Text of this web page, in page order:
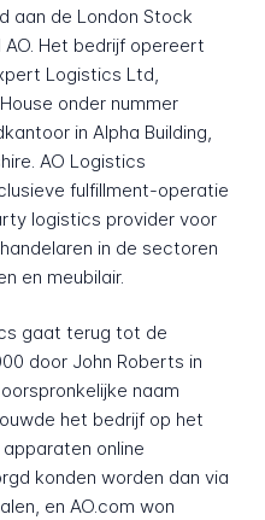
aan de London Stock
Het bedrijf opereert
Logistics Ltd,
onder nummer
in Alpha Building,
AO Logistics
fulfillment-operatie
logistics provider voor
in de sectoren
en meubilair.
gaat terug tot de
door John Roberts in
naam
het bedrijf op het
online
konden worden dan via
en AO.com won